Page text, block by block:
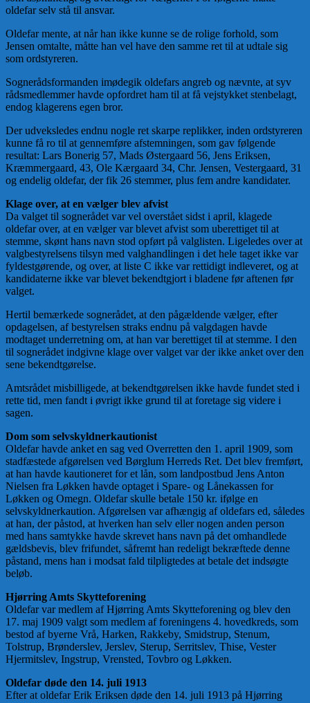
oldefar selv stå til ansvar.
Oldefar mente, at når han ikke kunne se de rolige forhold, som
Jensen omtalte, måtte han vel have den samme ret til at udtale sig
som ordstyreren.
Sognerådsformanden imødegik oldefars angreb og nævnte, at syv
rådsmedlemmer havde opfordret ham til at få vejstykket stenbelagt,
endog klagerens egen bror.
Der udveksledes endnu nogle ret skarpe replikker, inden ordstyreren
kunne få ro til at gennemføre afstemningen, som gav følgende
resultat: Lars Bonerig 57, Mads Østergaard 56, Jens Eriksen,
Kræmmergaard, 43, Ole Kærgaard 34, Chr. Jensen, Vestergaard, 31
og endelig oldefar, der fik 26 stemmer, plus fem andre kandidater.
Klage over, at en vælger blev afvist
Da valget til sognerådet var vel overstået sidst i april, klagede
oldefar over, at en vælger var blevet afvist som uberettiget til at
stemme, skønt hans navn stod opført på valglisten. Ligeledes over at
valgbestyrelsens tilsyn med valghandlingen i det hele taget ikke var
fyldestgørende, og over, at liste C ikke var rettidigt indleveret, og at
kandidaterne ikke var blevet bekendtgjort i bladene før aftenen før
valget.
Hertil bemærkede sognerådet, at den pågældende vælger, efter
opdagelsen, af bestyrelsen straks endnu på valgdagen havde
modtaget underretning om, at han var berettiget til at stemme. I den
til sognerådet indgivne klage over valget var der ikke anket over den
sene bekendtgørelse.
Amtsrådet misbilligede, at bekendtgørelsen ikke havde fundet sted i
rette tid, men fandt i øvrigt ikke grund til at foretage sig videre i
sagen.
Dom som selvskyldnerkautionist
Oldefar havde anket en sag ved Overretten den 1. april 1909, som
stadfæstede afgørelsen ved Børglum Herreds Ret. Det blev fremført,
at han havde kautioneret for et lån, som landpostbud Jens Anton
Nielsen fra Løkken havde optaget i Spare- og Lånekassen for
Løkken og Omegn. Oldefar skulle betale 150 kr. ifølge en
selvskyldnerkaution. Afgørelsen var afhængig af oldefars ed, således
at han, der påstod, at hverken han selv eller nogen anden person
med hans samtykke havde skrevet hans navn på det omhandlede
gældsbevis, blev frifundet, såfremt han redeligt bekræftede denne
påstand, mens han i modsat fald tilpligtedes at betale det indsøgte
beløb.
Hjørring Amts Skytteforening
Oldefar var medlem af Hjørring Amts Skytteforening og blev den
17. maj 1909 valgt som medlem af foreningens 4. hovedkreds, som
bestod af byerne Vrå, Harken, Rakkeby, Smidstrup, Stenum,
Tolstrup, Brønderslev, Jerslev, Sterup, Serritslev, Thise, Vester
Hjermitslev, Ingstrup, Vrensted, Tovbro og Løkken.
Oldefar døde den 14. juli 1913
Efter at oldefar Erik Eriksen døde den 14. juli 1913 på Hjørring